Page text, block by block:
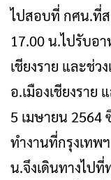
ไปสอบที่ กศน.ที่ส
17.00 น.ไปรับอ
เชียงราย และช่ว
อ.เมืองเชียงราย
5 เมษายน 2564
ทำงานที่กรุงเทพ
น.จึงเดินทางไปที่